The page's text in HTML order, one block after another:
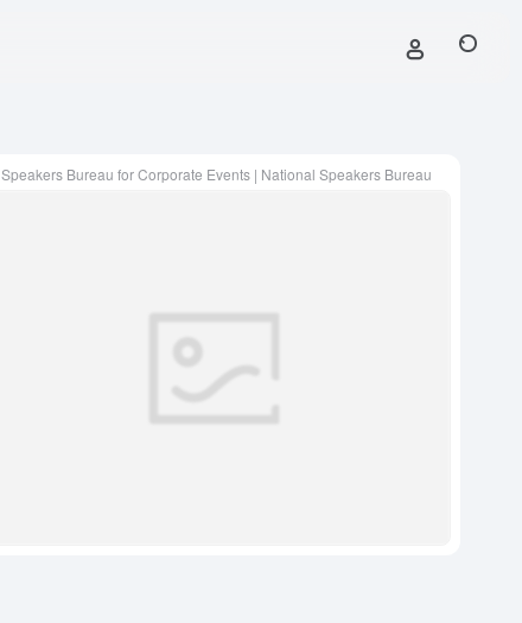
Speakers Bureau for Corporate Events | National Speakers Bureau